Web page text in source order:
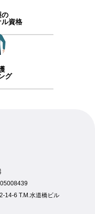
の
ル資格
グ
14-6 T.M.水道橋ビル